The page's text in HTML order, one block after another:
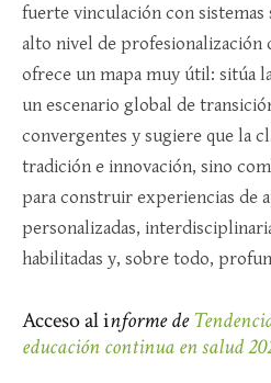
fuerte vinculación con
alto nivel de profesionalización
ofrece un mapa muy útil: sitúa
un escenario global de
convergentes y sugiere que la
tradición e innovación, sino
para construir experiencias de
personalizadas,
habilitadas y, sobre todo,
Acceso al informe de
educación continua en salud